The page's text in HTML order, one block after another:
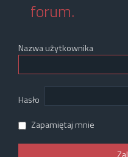
forum.
Nazwa użytkownika
Hasło
Zapamiętaj mnie